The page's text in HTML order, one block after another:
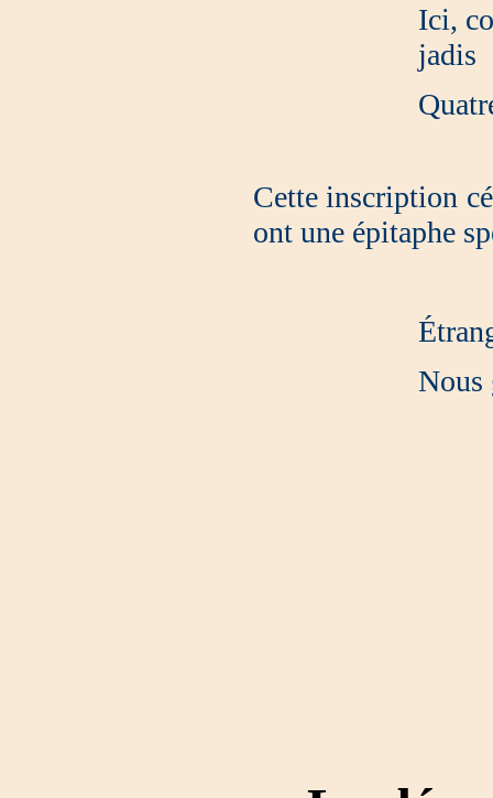
Ici,
jadis
Cette inscription
ont une épitaphe
Nous